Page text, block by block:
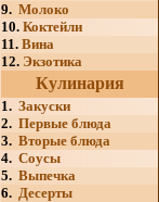
9. Молоко
10. Коктейли
11. Вина
12. Экзотика
Кулинария
1. Закуски
2. Первые блюда
3. Вторые блюда
4. Соусы
5. Выпечка
6. Десерты